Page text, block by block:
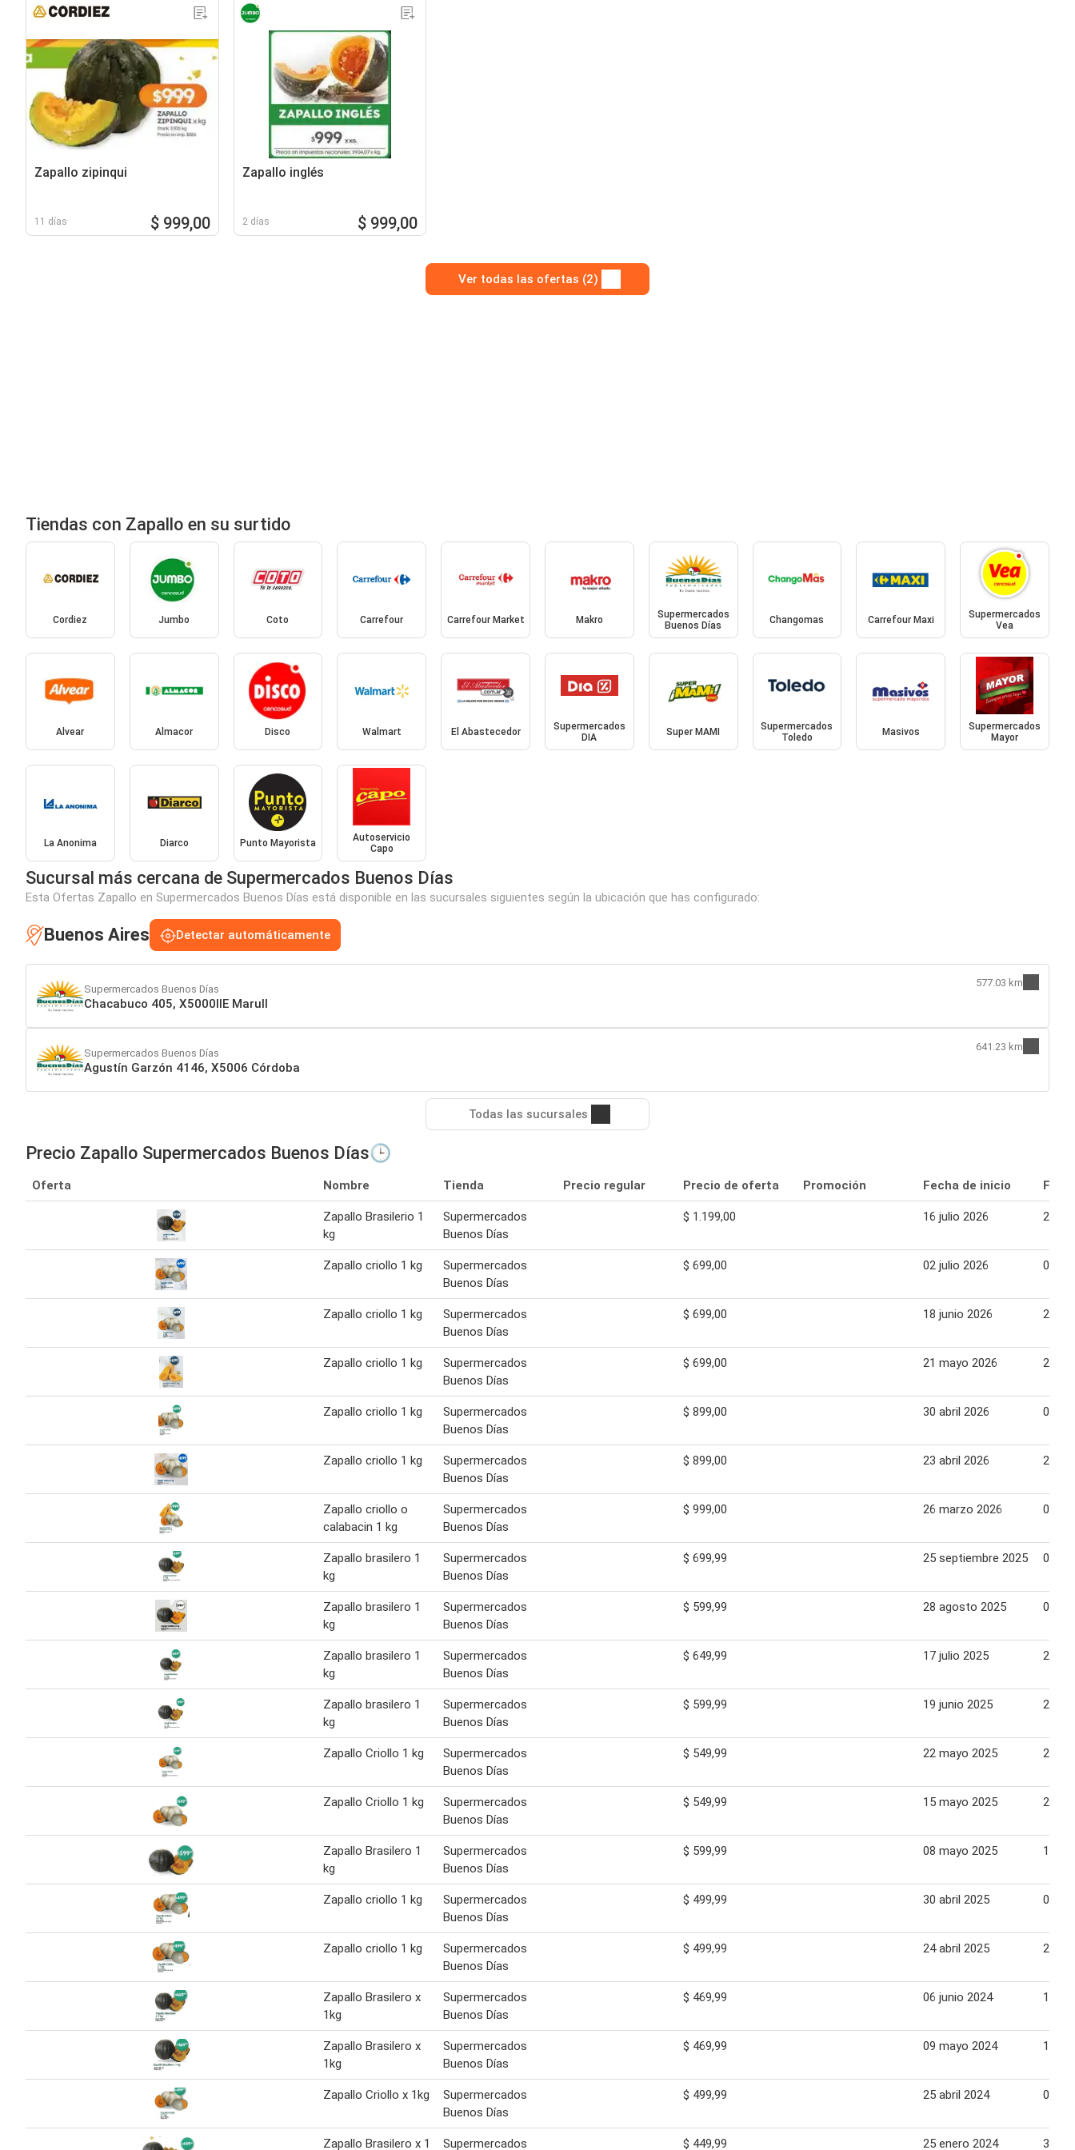
Zapallo zipinqui
11 días $ 999,00
Zapallo inglés
2 días $ 999,00
Ver todas las ofertas (2)
Tiendas con Zapallo en su surtido
Cordiez Jumbo Coto Carrefour Carrefour Market Makro
Supermercados
Buenos Días
Changomas Carrefour Maxi
Supermercados
Vea
Alvear Almacor Disco Walmart El Abastecedor
Supermercados
DIA
Super MAMI
Supermercados
Toledo
Masivos
Supermercados
Mayor
La Anonima Diarco Punto Mayorista
Autoservicio
Capo
Sucursal más cercana de Supermercados Buenos Días
Esta Ofertas Zapallo en Supermercados Buenos Días está disponible en las sucursales siguientes según la ubicación que has configurado:
Buenos Aires Detectar automáticamente
Supermercados Buenos Días
Chacabuco 405, X5000IIE Marull
577.03 km
Supermercados Buenos Días
Agustín Garzón 4146, X5006 Córdoba
641.23 km
Todas las sucursales
Precio Zapallo Supermercados Buenos Días🕒
Oferta Nombre Tienda Precio regular Precio de oferta Promoción Fecha de inicio
Zapallo Brasilerio 1
kg
Supermercados
Buenos Días
$ 1.199,00 16 julio 2026 22
Zapallo criollo 1 kg
Supermercados
Buenos Días
$ 699,00 02 julio 2026 09
Zapallo criollo 1 kg
Supermercados
Buenos Días
$ 699,00 18 junio 2026 24
Zapallo criollo 1 kg
Supermercados
Buenos Días
$ 699,00 21 mayo 2026 27
Zapallo criollo 1 kg
Supermercados
Buenos Días
$ 899,00 30 abril 2026 06
Zapallo criollo 1 kg
Supermercados
Buenos Días
$ 899,00 23 abril 2026 29
Zapallo criollo o
calabacin 1 kg
Supermercados
Buenos Días
$ 999,00 26 marzo 2026 01
Zapallo brasilero 1
kg
Supermercados
Buenos Días
$ 699,99 25 septiembre 2025 01
Zapallo brasilero 1
kg
Supermercados
Buenos Días
$ 599,99 28 agosto 2025 03
Zapallo brasilero 1
kg
Supermercados
Buenos Días
$ 649,99 17 julio 2025 23
Zapallo brasilero 1
kg
Supermercados
Buenos Días
$ 599,99 19 junio 2025 25
Zapallo Criollo 1 kg
Supermercados
Buenos Días
$ 549,99 22 mayo 2025 28
Zapallo Criollo 1 kg
Supermercados
Buenos Días
$ 549,99 15 mayo 2025 21
Zapallo Brasilero 1
kg
Supermercados
Buenos Días
$ 599,99 08 mayo 2025 14
Zapallo criollo 1 kg
Supermercados
Buenos Días
$ 499,99 30 abril 2025 07
Zapallo criollo 1 kg
Supermercados
Buenos Días
$ 499,99 24 abril 2025 29
Zapallo Brasilero x
1kg
Supermercados
Buenos Días
$ 469,99 06 junio 2024 12
Zapallo Brasilero x
1kg
Supermercados
Buenos Días
$ 469,99 09 mayo 2024 15
Zapallo Criollo x 1kg
Supermercados
Buenos Días
$ 499,99 25 abril 2024 01
Zapallo Brasilero x 1 Supermercados $ 449,99 25 enero 2024 31